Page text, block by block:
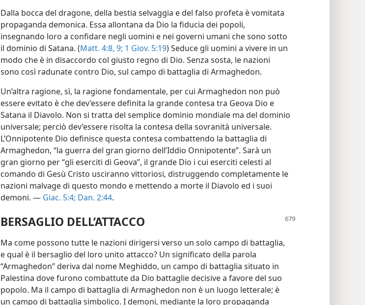
Dalla bocca del dragone, della bestia selvaggia e del falso profeta è vomitata
propaganda demonica. Essa allontana da Dio la fiducia dei popoli,
insegnando loro a confidare negli uomini e nei governi umani che sono sotto
il dominio di Satana. (Matt. 4:8, 9; 1 Giov. 5:19) Seduce gli uomini a vivere in un
modo che è in disaccordo col giusto regno di Dio. Senza sosta, le nazioni
sono così radunate contro Dio, sul campo di battaglia di Armaghedon.
Un’altra ragione, sì, la ragione fondamentale, per cui Armaghedon non può
essere evitato è che dev’essere definita la grande contesa tra Geova Dio e
Satana il Diavolo. Non si tratta del semplice dominio mondiale ma del dominio
universale; perciò dev’essere risolta la contesa della sovranità universale.
L’Onnipotente Dio definisce questa contesa combattendo la battaglia di
Armaghedon, “la guerra del gran giorno dell’Iddio Onnipotente”. Sarà un
gran giorno per “gli eserciti di Geova”, il grande Dio i cui eserciti celesti al
comando di Gesù Cristo usciranno vittoriosi, distruggendo completamente le
nazioni malvage di questo mondo e mettendo a morte il Diavolo ed i suoi
demoni. — Giac. 5:4; Dan. 2:44.
BERSAGLIO DELL’ATTACCO
Ma come possono tutte le nazioni dirigersi verso un solo campo di battaglia,
e qual è il bersaglio del loro unito attacco? Un significato della parola
“Armaghedon” deriva dal nome Meghiddo, un campo di battaglia situato in
Palestina dove furono combattute da Dio battaglie decisive a favore del suo
popolo. Ma il campo di battaglia di Armaghedon non è un luogo letterale; è
un campo di battaglia simbolico. I demoni, mediante la loro propaganda